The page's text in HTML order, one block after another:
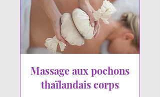
Massage aux pochons
thaïlandais corps